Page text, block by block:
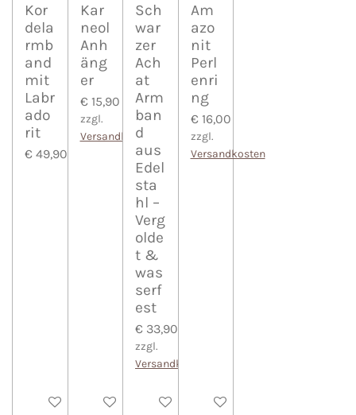
Kor
dela
rmb
and
mit
Labr
ado
rit
€ 49,90
In den Warenkorb
Kar
neol
Anh
äng
er
€ 15,90
zzgl.
Versandkosten
In den Warenkorb
Sch
war
zer
Ach
at
Arm
ban
d
aus
Edel
sta
hl –
Verg
olde
t &
was
serf
est
€ 33,90
zzgl.
Versandkosten
In den Warenkorb
Am
azo
nit
Perl
enri
ng
€ 16,00
zzgl.
Versandkosten
In den Warenkorb